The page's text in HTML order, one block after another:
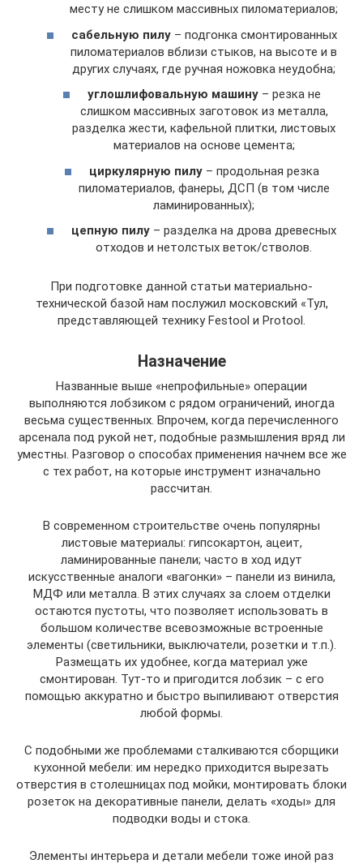
месту не слишком массивных пиломатериалов;
сабельную пилу– подгонка смонтированных
пиломатериалов вблизи стыков, на высоте и в
других случаях, где ручная ножовка неудобна;
углошлифовальную машину– резка не
слишком массивных заготовок из металла,
разделка жести, кафельной плитки, листовых
материалов на основе цемента;
циркулярную пилу– продольная резка
пиломатериалов, фанеры, ДСП (в том числе
ламинированных);
цепную пилу – разделка на дрова древесных
отходов и нетолстых веток/стволов.
При подготовке данной статьи материально-
технической базой нам послужил московский «Тул,
представляющей технику Festool и Protool.
Назначение
Названные выше «непрофильные» операции
выполняются лобзиком с рядом ограничений, иногда
весьма существенных. Впрочем, когда перечисленного
арсенала под рукой нет, подобные размышления вряд ли
уместны. Разговор о способах применения начнем все же
с тех работ, на которые инструмент изначально
рассчитан.
В современном строительстве очень популярны
листовые материалы: гипсокартон, ацеит,
ламинированные панели; часто в ход идут
искусственные аналоги «вагонки» – панели из винила,
МДФ или металла. В этих случаях за слоем отделки
остаются пустоты, что позволяет использовать в
большом количестве всевозможные встроенные
элементы (светильники, выключатели, розетки и т.п.).
Размещать их удобнее, когда материал уже
смонтирован. Тут-то и пригодится лобзик – с его
помощью аккуратно и быстро выпиливают отверстия
любой формы.
С подобными же проблемами сталкиваются сборщики
кухонной мебели: им нередко приходится вырезать
отверстия в столешницах под мойки, монтировать блоки
розеток на декоративные панели, делать «ходы» для
подводки воды и стока.
Элементы интерьера и детали мебели тоже иной раз